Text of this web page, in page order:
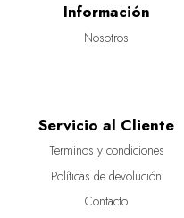
Información
Nosotros
Servicio al Cliente
Terminos y condiciones
Políticas de devolución
Contacto